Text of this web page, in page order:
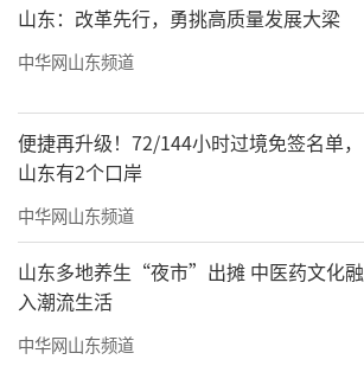
山东：改革先行，勇挑高质量发展大梁
中华网山东频道
便捷再升级！72/144小时过境免签名单，
山东有2个口岸
中华网山东频道
山东多地养生“夜市”出摊 中医药文化融
入潮流生活
中华网山东频道